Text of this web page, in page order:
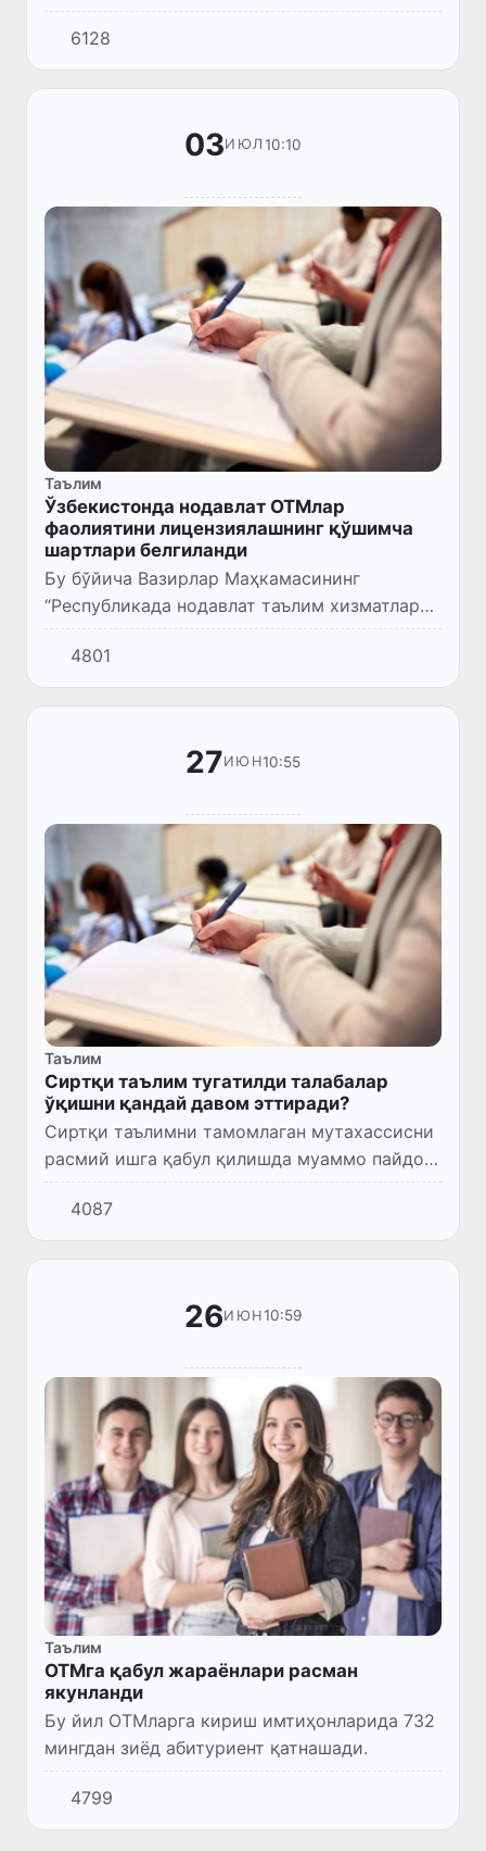
“Абитуриент рухсатномаси“ни my.uzbmb.uz
сайти орқали юклаб олишлари ва чоп этиб
қўйишлари лозим.
6128
03ИЮЛ 10:10
Таълим
Ўзбекистонда нодавлат ОТМлар
фаолиятини лицензиялашнинг қўшимча
шартлари белгиланди
Бу бўйича Вазирлар Маҳкамасининг
“Республикада нодавлат таълим хизматлари
сифатини оширишнинг қўшимча чора-
тадбирлари тўғрисида“ги 403-сонли қарори
қабул қилинди.
4801
27ИЮН10:55
Таълим
Сиртқи таълим тугатилди талабалар
ўқишни қандай давом эттиради?
Сиртқи таълимни тамомлаган мутахассисни
расмий ишга қабул қилишда муаммо пайдо
бўлмайдими, деган ҳақли савол туғилиши
ҳам мумкин.
4087
26ИЮН10:59
Таълим
ОТМга қабул жараёнлари расман
якунланди
Бу йил ОТМларга кириш имтиҳонларида 732
мингдан зиёд абитуриент қатнашади.
4799